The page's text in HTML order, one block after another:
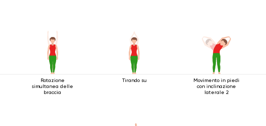
Rotazione
simultanea delle
braccia
Tirando su
Movimento in piedi
con inclinazione
laterale 2